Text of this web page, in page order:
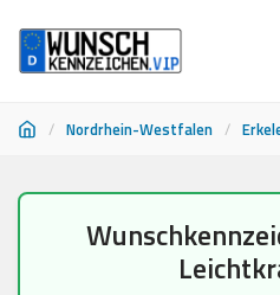
/ Nordrhein-Westfalen /